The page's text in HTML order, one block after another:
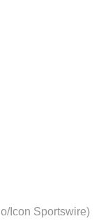
Icon Sportswire)